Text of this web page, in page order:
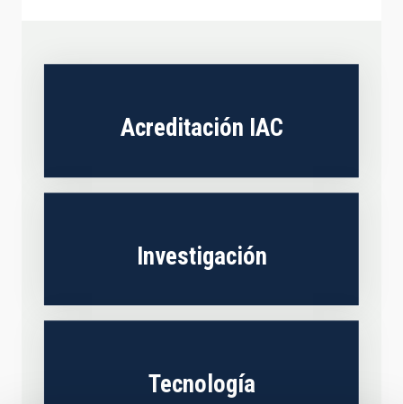
Acreditación IAC
Investigación
Tecnología